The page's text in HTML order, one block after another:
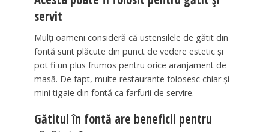
servit
Mulți oameni consideră că ustensilele de gătit din
fontă sunt plăcute din punct de vedere estetic și
pot fi un plus frumos pentru orice aranjament de
masă. De fapt, multe restaurante folosesc chiar și
mini tigaie din fontă ca farfurii de servire.
Gătitul în fontă are beneficii pentru